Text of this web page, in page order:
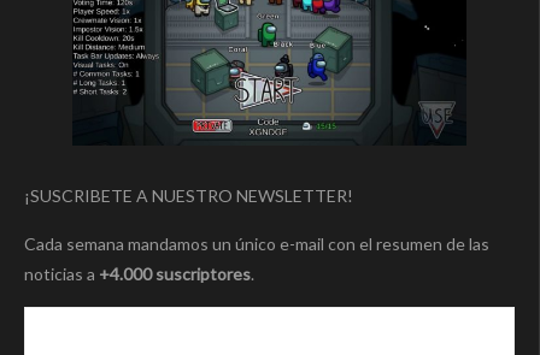
¡SUSCRIBETE A NUESTRO NEWSLETTER!
Cada semana mandamos un único e-mail con el resumen de las
noticias a +4.000 suscriptores.